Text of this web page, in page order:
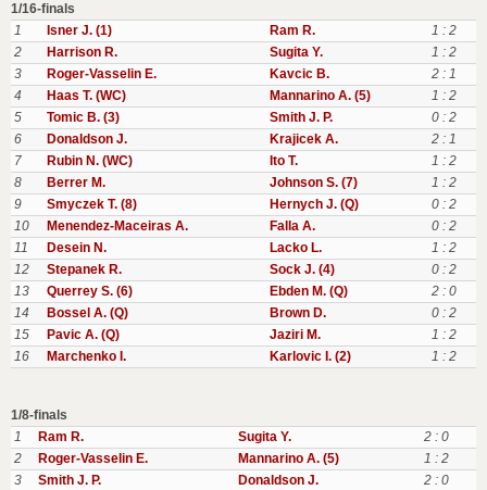
1/16-finals
1
Isner J. (1) Ram R.
1 : 2
2
Harrison R. Sugita Y.
1 : 2
3
Roger-Vasselin E. Kavcic B.
2 : 1
4
Haas T. (WC) Mannarino A. (5)
1 : 2
5
Tomic B. (3) Smith J. P.
0 : 2
6
Donaldson J. Krajicek A.
2 : 1
7
Rubin N. (WC) Ito T.
1 : 2
8
Berrer M. Johnson S. (7)
1 : 2
9
Smyczek T. (8) Hernych J. (Q)
0 : 2
10
Menendez-Maceiras A. Falla A.
0 : 2
11
Desein N. Lacko L.
1 : 2
12
Stepanek R. Sock J. (4)
0 : 2
13
Querrey S. (6) Ebden M. (Q)
2 : 0
14
Bossel A. (Q) Brown D.
0 : 2
15
Pavic A. (Q) Jaziri M.
1 : 2
16
Marchenko I. Karlovic I. (2) 1 : 2
1/8-finals
1
Ram R. Sugita Y.
2 : 0
2
Roger-Vasselin E. Mannarino A. (5)
1 : 2
3
Smith J. P. Donaldson J.
2 : 0